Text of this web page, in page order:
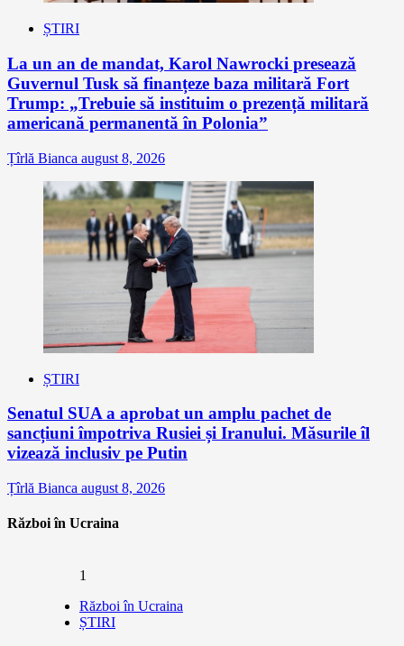
ȘTIRI
La un an de mandat, Karol Nawrocki presează
Guvernul Tusk să finanțeze baza militară Fort
Trump: „Trebuie să instituim o prezență militară
americană permanentă în Polonia”
Țîrlă Bianca august 8, 2026
ȘTIRI
Senatul SUA a aprobat un amplu pachet de
sancțiuni împotriva Rusiei și Iranului. Măsurile îl
vizează inclusiv pe Putin
Țîrlă Bianca august 8, 2026
Război în Ucraina
1
Război în Ucraina
ȘTIRI